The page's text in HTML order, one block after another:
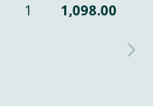
1 1,098.00